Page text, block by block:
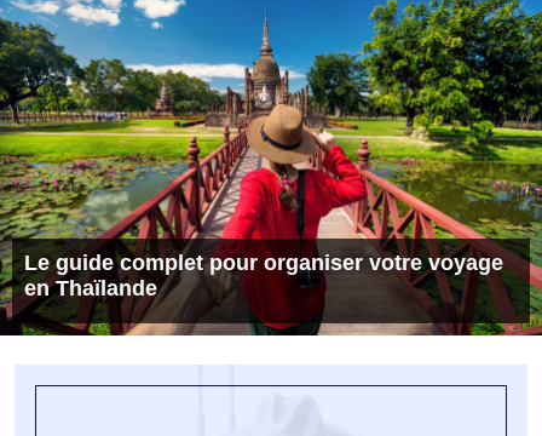
Le guide complet pour organiser votre voyage
en Thaïlande